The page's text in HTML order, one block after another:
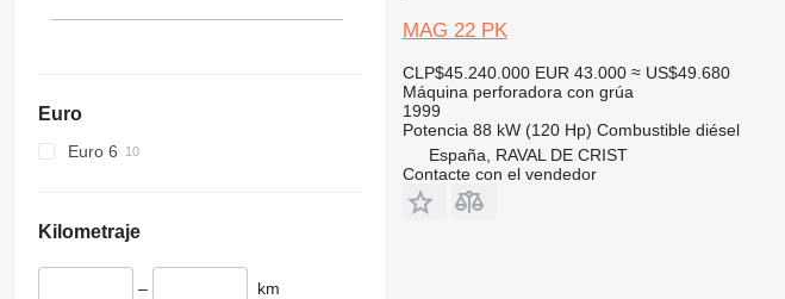
Euro
Euro 6
Kilometraje
– km
MAG 22 PK
CLP$45.240.000 EUR 43.000 ≈ US$49.680
Máquina perforadora con grúa
1999
Potencia 88 kW (120 Hp) Combustible diésel
España, RAVAL DE CRIST
Contacte con el vendedor